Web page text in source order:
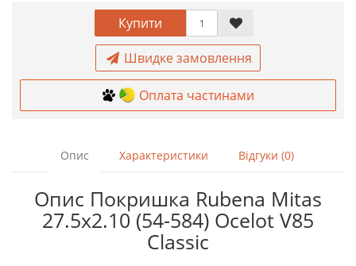
Купити
Швидке замовлення
Оплата частинами
Опис Характеристики Відгуки (0)
Опис Покришка Rubena Mitas
27.5x2.10 (54-584) Ocelot V85
Classic